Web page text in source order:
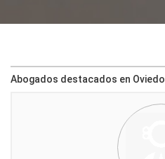
Abogados destacados en Oviedo